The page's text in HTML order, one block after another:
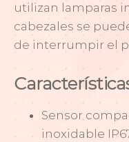
utilizan lamparas
cabezales se
de interrumpir el
Sensor
inoxidable